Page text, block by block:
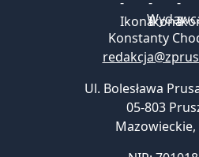
Konstanty
Ul. Bolesława
05-803
Mazowieckie,